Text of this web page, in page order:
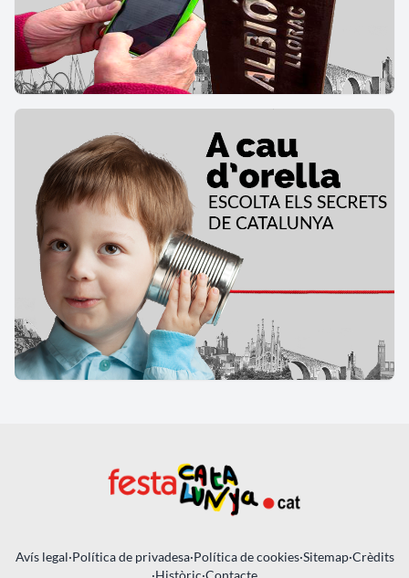
Avís legal·Política de privadesa·Política de cookies·Sitemap·Crèdits